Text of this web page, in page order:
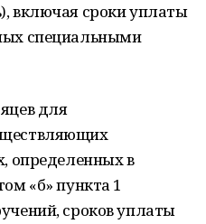
включая сроки уплаты
специальными
для
определенных в
«б» пункта 1
сроков уплаты